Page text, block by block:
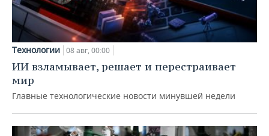
Технологии 08 авг, 00:00
ИИ взламывает, решает и перестраивает
мир
Главные технологические новости минувшей недели